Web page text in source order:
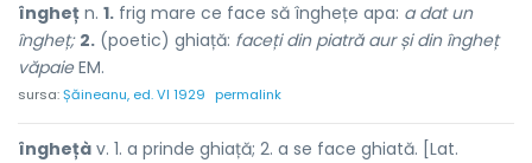
îngheț n. 1. frig mare ce face să înghețe apa: a dat un
îngheț; 2. (poetic) ghiață: faceți din piatră aur și din îngheț
văpaieEM.
sursa:Șăineanu, ed. VI 1929 permalink
înghețà v. 1. a prinde ghiață; 2. a se face ghiată. [Lat.